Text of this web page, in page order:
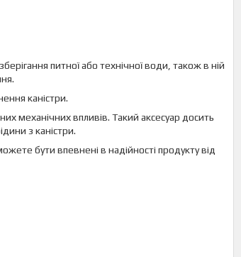
питної або технічної води, також в ній
каністри.
механічних впливів. Такий аксесуар досить
з каністри.
бути впевнені в надійності продукту від